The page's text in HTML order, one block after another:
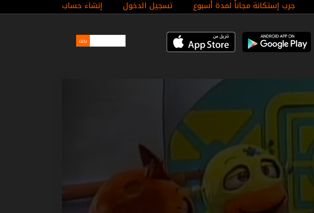
جرب إستكانة مجاناً لمدة أسبوع تسجيل الدخول إنشاء حساب